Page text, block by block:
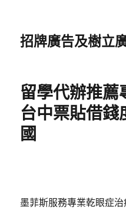
招牌廣告及樹立
留學代辦推薦
台中票貼借錢
國
墨菲斯服務專業乾眼症